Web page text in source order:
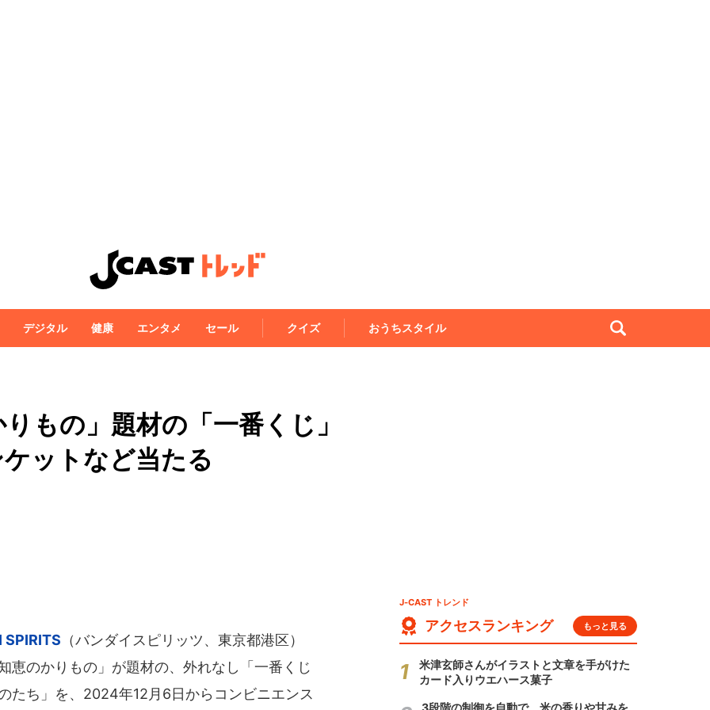
デジタル 健康 エンタメ セール クイズ おうちスタイル
りもの」題材の「一番くじ」
ットなど当たる
SPIRITS （バンダイスピリッツ、東京都港区）
恵のかりもの」が題材の、外れなし「一番くじ
たち」を、2024年12月6日からコンビニエンス
J-CAST トレンド
アクセスランキング もっと見る
米津玄師さんがイラストと文章を手がけた
カード入りウエハース菓子
3段階の制御を自動で 米の香りや甘みを